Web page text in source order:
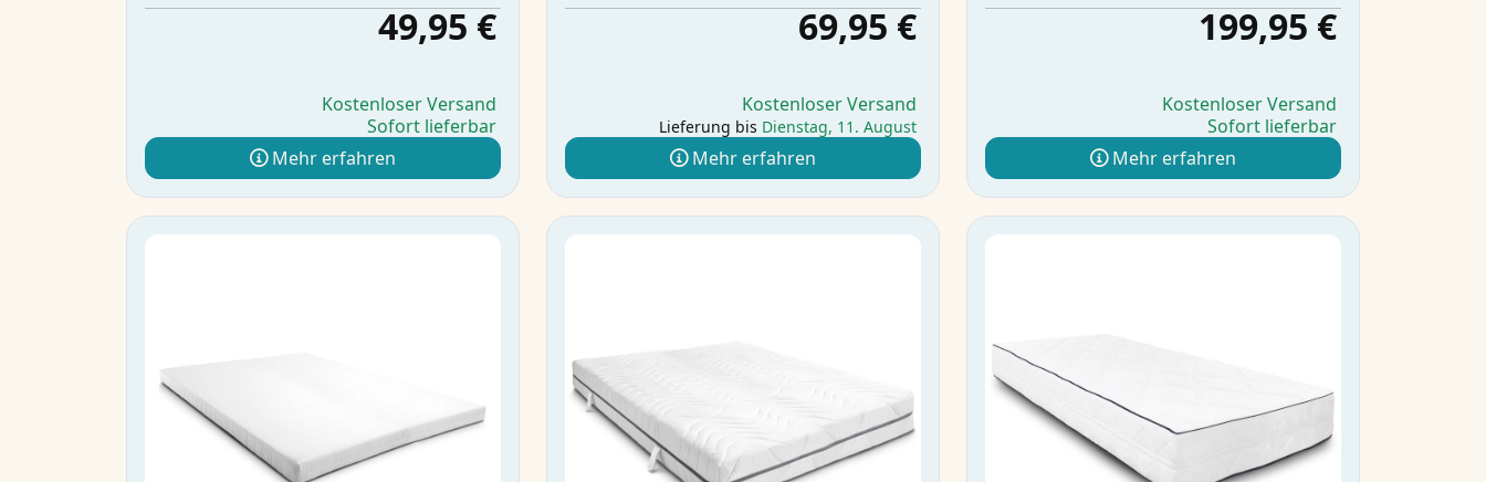
49,95 €
Kostenloser Versand
Sofort lieferbar
Mehr erfahren
69,95 €
Kostenloser Versand
Lieferung bis Dienstag, 11. August
Mehr erfahren
199,95 €
Kostenloser Versand
Sofort lieferbar
Mehr erfahren